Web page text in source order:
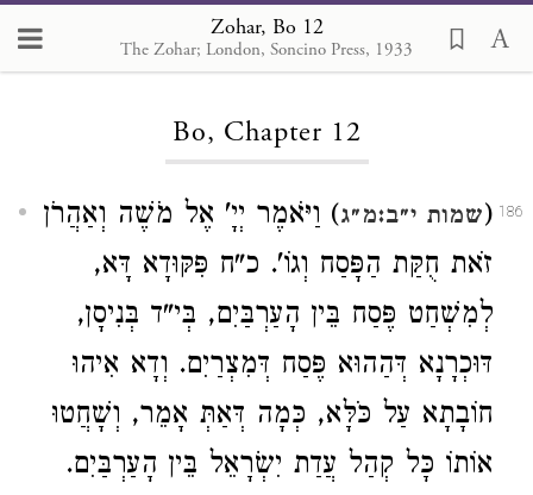
Zohar, Bo 12
The Zohar; London, Soncino Press, 1933
Loading...
Bo, Chapter 12
186
(שמות י״ב:מ״ג) וַיֹּאמֶר יְיָ' אֶל מֹשֶׁה וְאַהֲרֹן
זֹאת חֻקַּת הַפָּסַח וְגוֹ'. כ"ח פִּקּוּדָא דָּא,
לְמִשְׁחַט פֶּסַח בֵּין הָעַרְבַּיִם, בְּי"ד בְּנִיסָן,
דּוּכְרָנָא דְּהַהוּא פֶּסַח דְּמִצְרַיִם. וְדָא אִיהוּ
חוֹבָתָא עַל כֹּלָּא, כְּמָה דְּאַתְּ אָמֵר, וְשָׁחֲטוּ
אוֹתוֹ כָּל קְהַל עֲדַת יִשְׂרָאֵל בֵּין הָעַרְבַּיִם.